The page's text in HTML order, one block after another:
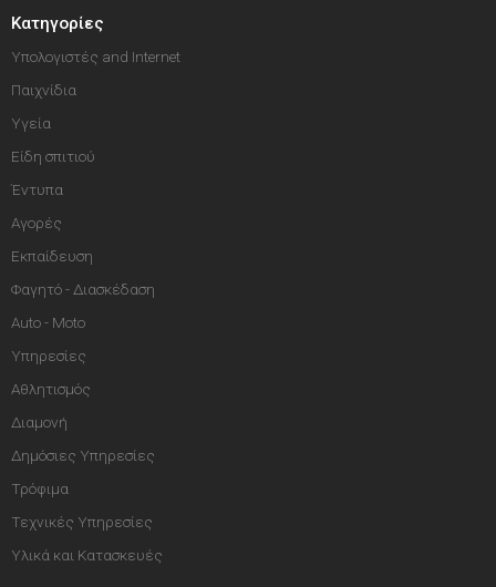
Κατηγορίες
Υπολογιστές and Internet
Παιχνίδια
Υγεία
Είδη σπιτιού
Έντυπα
Αγορές
Εκπαίδευση
Φαγητό - Διασκέδαση
Auto - Moto
Υπηρεσίες
Αθλητισμός
Διαμονή
Δημόσιες Υπηρεσίες
Τρόφιμα
Τεχνικές Υπηρεσίες
Υλικά και Κατασκευές